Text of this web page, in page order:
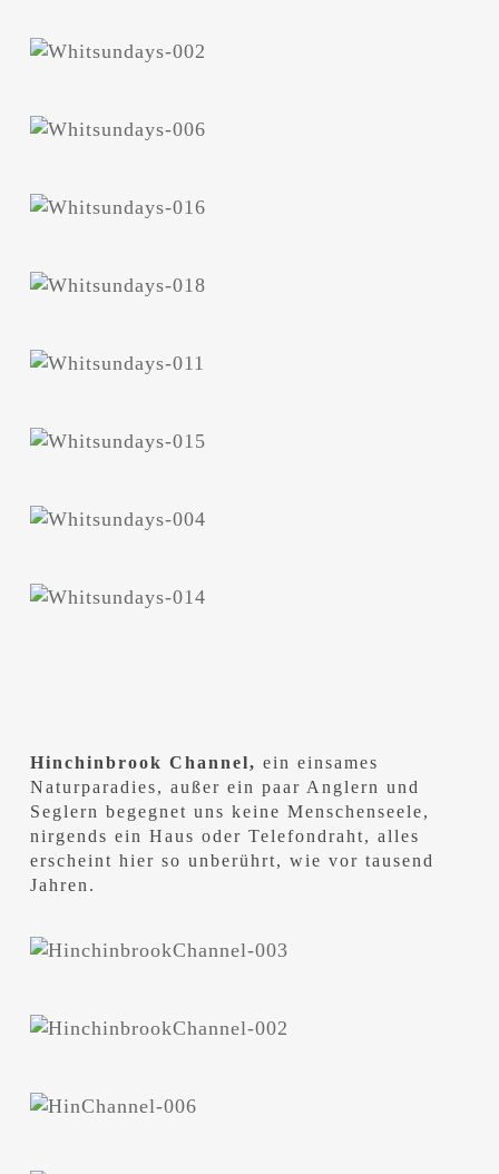
Hinchinbrook Channel, ein einsames
Naturparadies, außer ein paar Anglern und
Seglern begegnet uns keine Menschenseele,
nirgends ein Haus oder Telefondraht, alles
erscheint hier so unberührt, wie vor tausend
Jahren.